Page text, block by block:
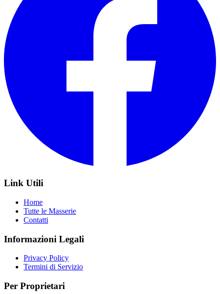
Link Utili
Home
Tutte le Masserie
Contatti
Informazioni Legali
Privacy Policy
Termini di Servizio
Per Proprietari